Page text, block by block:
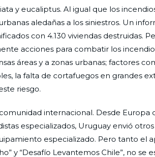
y eucaliptus. Al igual que los
aledañas a los siniestros. Un
con 4.130 viviendas destruidas.
acciones para combatir los
áreas y a zonas urbanas; factores
la falta de cortafuegos en grandes
riesgo.
internacional. Desde Europa
especializados, Uruguay envió
especializado. Pero tanto el
y “Desafío Levantemos Chile”, no se